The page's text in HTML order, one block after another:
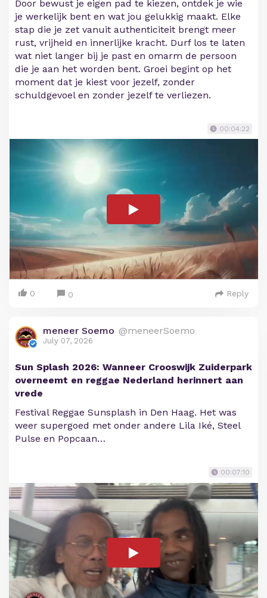
Door bewust je eigen pad te kiezen, ontdek je wie
je werkelijk bent en wat jou gelukkig maakt. Elke
stap die je zet vanuit authenticiteit brengt meer
rust, vrijheid en innerlijke kracht. Durf los te laten
wat niet langer bij je past en omarm de persoon
die je aan het worden bent. Groei begint op het
moment dat je kiest voor jezelf, zonder
schuldgevoel en zonder jezelf te verliezen.
00:04:22
0 0 Reply
meneer Soemo @meneerSoemo
July 07, 2026
Sun Splash 2026: Wanneer Crooswijk Zuiderpark
overneemt en reggae Nederland herinnert aan
vrede
Festival Reggae Sunsplash in Den Haag. Het was
weer supergoed met onder andere Lila Iké, Steel
Pulse en Popcaan…
00:07:10